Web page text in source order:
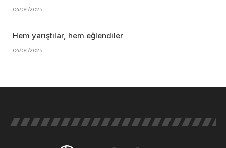
04/04/2025
Hem yarıştılar, hem eğlendiler
04/04/2025